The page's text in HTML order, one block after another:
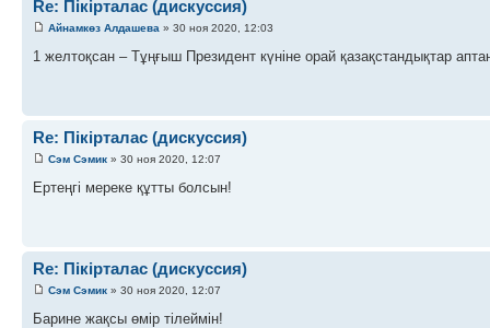
Re: Пікірталас (дискуссия)
Айнамкөз Алдашева » 30 ноя 2020, 12:03
1 желтоқсан – Тұңғыш Президент күніне орай қазақстандықтар
Re: Пікірталас (дискуссия)
Сэм Сэмик » 30 ноя 2020, 12:07
Ертеңгі мереке құтты болсын!
Re: Пікірталас (дискуссия)
Сэм Сэмик » 30 ноя 2020, 12:07
Барине жақсы өмір тілеймін!